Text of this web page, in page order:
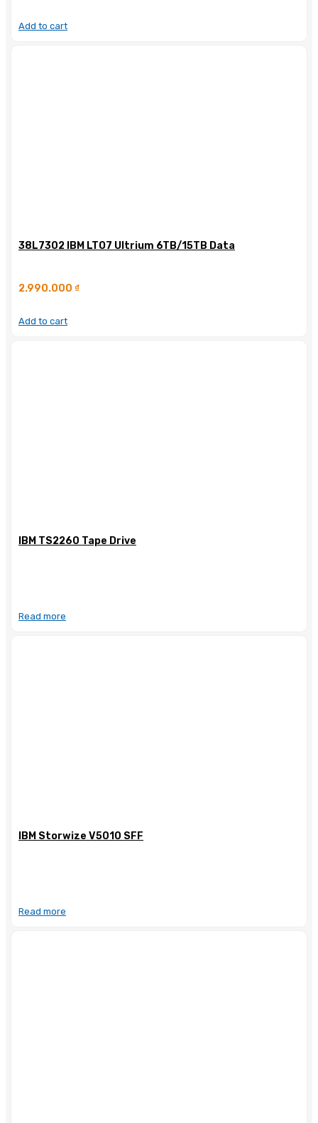
Add to cart
38L7302 IBM LTO7 Ultrium 6TB/15TB Data
2.990.000 ₫
Add to cart
IBM TS2260 Tape Drive
Read more
IBM Storwize V5010 SFF
Read more